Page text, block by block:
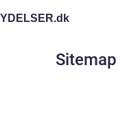
dk
Sitemap